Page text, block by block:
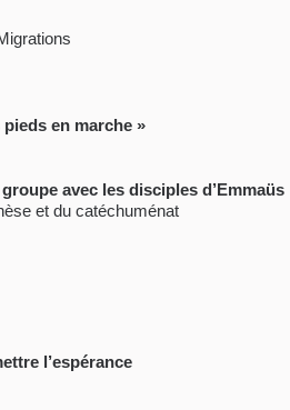
en marche »
avec les disciples d’Emmaüs
et du catéchuménat
l’espérance